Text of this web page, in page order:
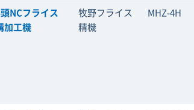
NCフライス
加工機
牧野フライス
精機
MHZ-4H